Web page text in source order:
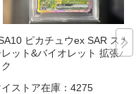
ピカチュウex SAR スカ
ット&バイオレット 拡張パ
ストア在庫： 4275